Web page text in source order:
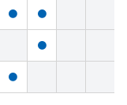
● ●
●
●